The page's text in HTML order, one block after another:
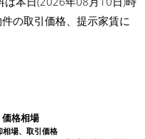
の取引価格、提示家賃に
価格相場
相場、取引価格